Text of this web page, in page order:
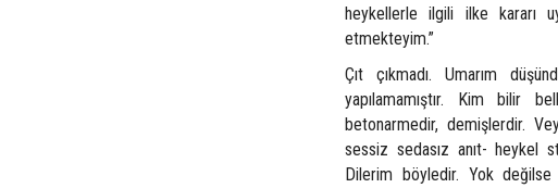
heykellerle ilgili ilke kararı
etmekteyim.”
Çıt çıkmadı. Umarım
yapılamamıştır. Kim bilir
betonarmedir, demişlerdir.
sessiz sedasız anıt- heykel
Dilerim böyledir. Yok